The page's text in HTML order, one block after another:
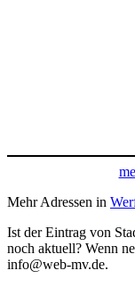
Mehr Adressen in
Ist der Eintrag von
noch aktuell? Wenn
info@web-mv.de.